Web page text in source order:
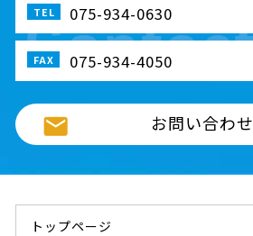
075-934-0630
075-934-4050
お問い合わせ
トップページ